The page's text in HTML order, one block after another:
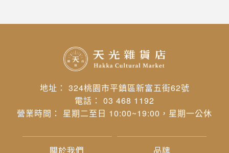
地址： 324桃園市平鎮區新富五街62號
電話： 03 468 1192
營業時間： 星期二至日 10:00~19:00，星期一公休
關於我們 品牌